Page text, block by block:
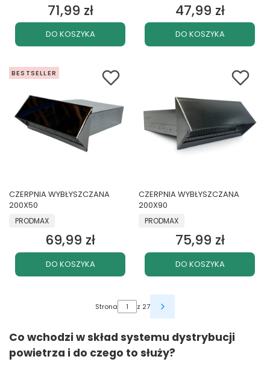
Cena
71,99 zł
DO KOSZYKA
Cena
47,99 zł
DO KOSZYKA
BESTSELLER
CZERPNIA WYBŁYSZCZANA
200X50
PRODUCENT
PRODMAX
Cena
69,99 zł
DO KOSZYKA
CZERPNIA WYBŁYSZCZANA
200X90
PRODUCENT
PRODMAX
Cena
75,99 zł
DO KOSZYKA
Strona z 27
Co wchodzi w skład systemu dystrybucji
powietrza i do czego to służy?